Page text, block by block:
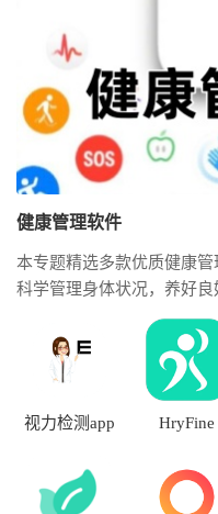
健康管理软件
本专题精选多款优质健康
科学管理身体状况，养好
健康管理软件下载资源，
多个维度进行整理，带来
荐，方便用户快速筛选和对
视力检测app HryFine